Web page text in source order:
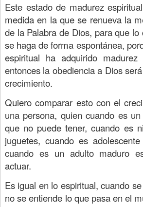
Este estado de madurez
medida en la que se renueva la
de la Palabra de Dios, para que
se haga de forma espontánea,
espiritual ha adquirido madurez
entonces la obediencia a Dios
crecimiento.
Quiero comparar esto con el
una persona, quien cuando es
que no puede tener, cuando es
juguetes, cuando es
cuando es un adulto maduro
actuar.
Es igual en lo espiritual, cuando
no se entiende lo que pasa en el